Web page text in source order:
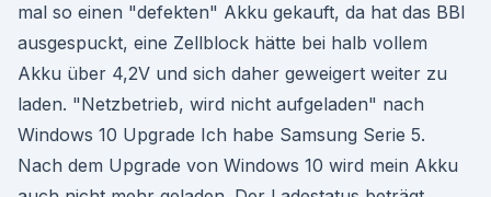
mal so einen "defekten" Akku gekauft, da hat das BBI
ausgespuckt, eine Zellblock hätte bei halb vollem
Akku über 4,2V und sich daher geweigert weiter zu
laden. "Netzbetrieb, wird nicht aufgeladen" nach
Windows 10 Upgrade Ich habe Samsung Serie 5.
Nach dem Upgrade von Windows 10 wird mein Akku